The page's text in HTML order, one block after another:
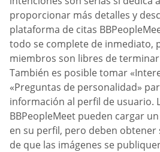
proporcionar más detalles y
plataforma de citas
todo se complete de inmediato,
miembros son libres de
También es posible tomar
«Preguntas de personalidad»
información al perfil de usuario.
BBPeopleMeet pueden cargar
en su perfil, pero deben
de que las imágenes se